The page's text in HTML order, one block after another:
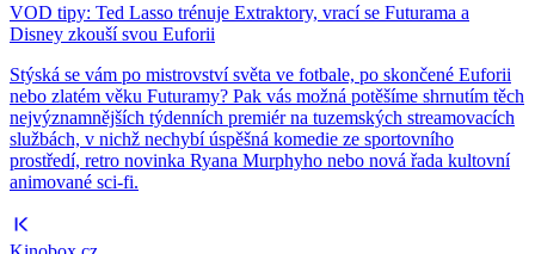
VOD tipy: Ted Lasso trénuje Extraktory, vrací se Futurama a
Disney zkouší svou Euforii
Stýská se vám po mistrovství světa ve fotbale, po skončené Euforii
nebo zlatém věku Futuramy? Pak vás možná potěšíme shrnutím těch
nejvýznamnějších týdenních premiér na tuzemských streamovacích
službách, v nichž nechybí úspěšná komedie ze sportovního
prostředí, retro novinka Ryana Murphyho nebo nová řada kultovní
animované sci-fi.